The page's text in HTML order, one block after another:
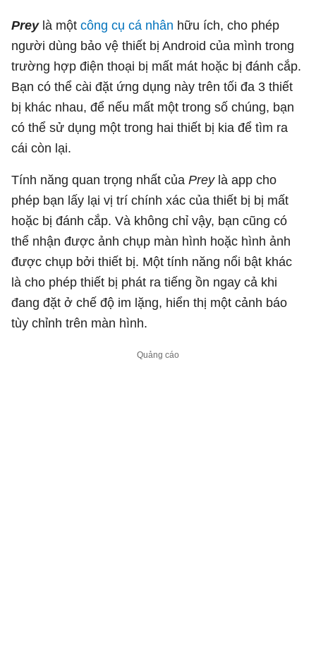
Prey là một công cụ cá nhân hữu ích, cho phép
người dùng bảo vệ thiết bị Android của mình trong
trường hợp điện thoại bị mất mát hoặc bị đánh cắp.
Bạn có thể cài đặt ứng dụng này trên tối đa 3 thiết
bị khác nhau, để nếu mất một trong số chúng, bạn
có thể sử dụng một trong hai thiết bị kia để tìm ra
cái còn lại.
Tính năng quan trọng nhất của Preylà app cho
phép bạn lấy lại vị trí chính xác của thiết bị bị mất
hoặc bị đánh cắp. Và không chỉ vậy, bạn cũng có
thể nhận được ảnh chụp màn hình hoặc hình ảnh
được chụp bởi thiết bị. Một tính năng nổi bật khác
là cho phép thiết bị phát ra tiếng ồn ngay cả khi
đang đặt ở chế độ im lặng, hiển thị một cảnh báo
tùy chỉnh trên màn hình.